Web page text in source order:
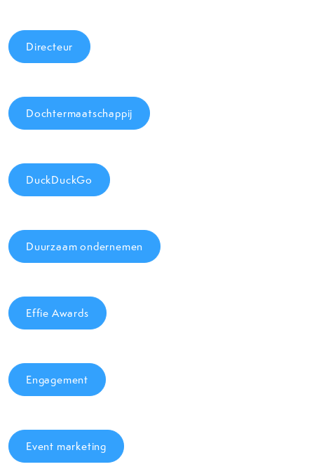
Directeur
Dochtermaatschappij
DuckDuckGo
Duurzaam ondernemen
Effie Awards
Engagement
Event marketing